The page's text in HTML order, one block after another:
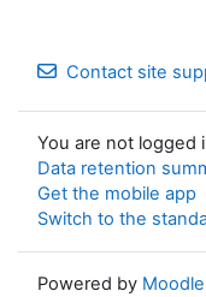
Contact site
You are not logged
Data retention
Get the mobile app
Switch to the
Powered by Moodle